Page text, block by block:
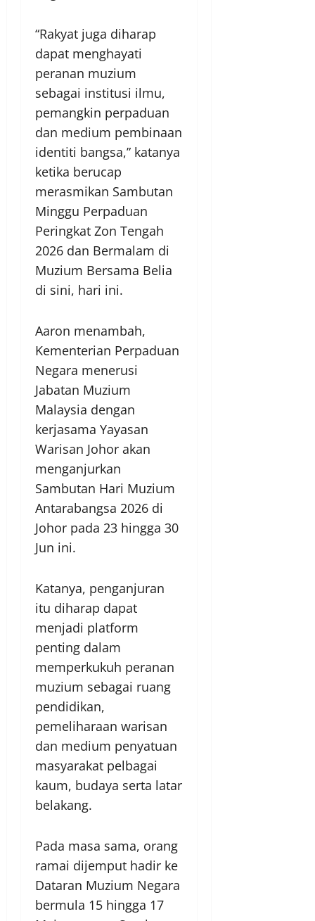
“Rakyat juga diharap
dapat menghayati
peranan muzium
sebagai institusi ilmu,
pemangkin perpaduan
dan medium pembinaan
identiti bangsa,” katanya
ketika berucap
merasmikan Sambutan
Minggu Perpaduan
Peringkat Zon Tengah
2026 dan Bermalam di
Muzium Bersama Belia
di sini, hari ini.
Aaron menambah,
Kementerian Perpaduan
Negara menerusi
Jabatan Muzium
Malaysia dengan
kerjasama Yayasan
Warisan Johor akan
menganjurkan
Sambutan Hari Muzium
Antarabangsa 2026 di
Johor pada 23 hingga 30
Jun ini.
Katanya, penganjuran
itu diharap dapat
menjadi platform
penting dalam
memperkukuh peranan
muzium sebagai ruang
pendidikan,
pemeliharaan warisan
dan medium penyatuan
masyarakat pelbagai
kaum, budaya serta latar
belakang.
Pada masa sama, orang
ramai dijemput hadir ke
Dataran Muzium Negara
bermula 15 hingga 17